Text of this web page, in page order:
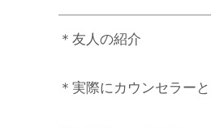
＊友人の紹介
＊実際にカウンセラー